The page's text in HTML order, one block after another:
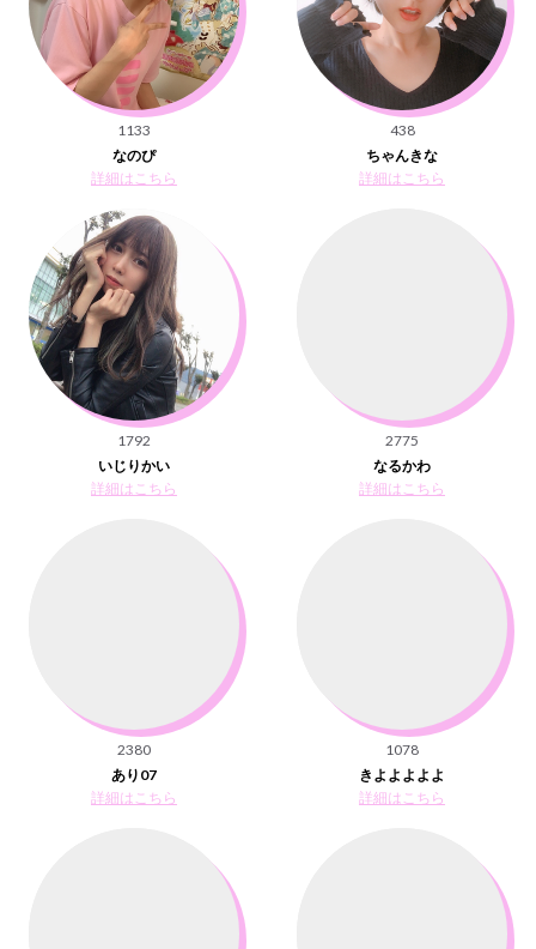
1133
なのぴ
詳細はこちら
438
ちゃんきな
詳細はこちら
1792
いじりかい
詳細はこちら
2775
なるかわ
詳細はこちら
2380
あり07
詳細はこちら
1078
きよよよよよ
詳細はこちら